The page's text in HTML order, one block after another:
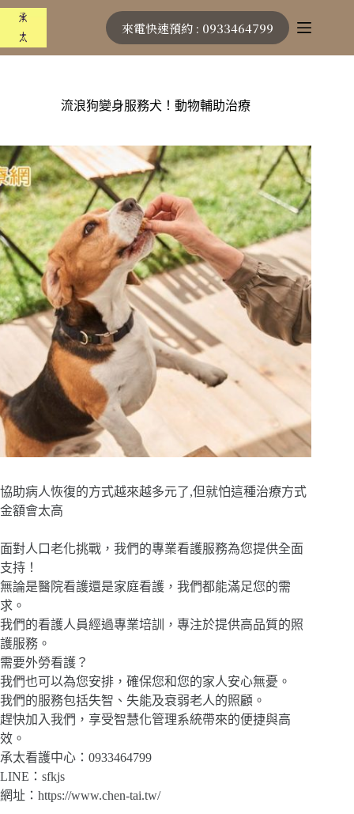
跳
主
來電快速預約 : 0933464799
流浪狗變身服務犬！動物輔助治療
協助病人恢復的方式越來越多元了,但就怕這種治療方式
金額會太高
面對人口老化挑戰，我們的專業看護服務為您提供全面
支持！
無論是醫院看護還是家庭看護，我們都能滿足您的需
求。
我們的看護人員經過專業培訓，專注於提供高品質的照
護服務。
需要外勞看護？
我們也可以為您安排，確保您和您的家人安心無憂。
我們的服務包括失智、失能及衰弱老人的照顧。
趕快加入我們，享受智慧化管理系統帶來的便捷與高
效。
承太看護中心：0933464799
LINE：sfkjs
網址：https://www.chen-tai.tw/